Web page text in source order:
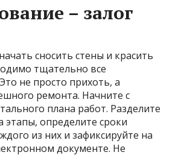
– залог
сносить стены и красить
тщательно все
не просто прихоть, а
ремонта. Начните с
плана работ. Разделите
этапы, определите сроки
из них и зафиксируйте на
документе. Не